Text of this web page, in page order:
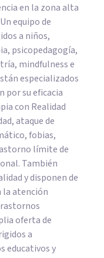
en la zona alta
equipo de
a niños,
psicopedagogía,
mindfulness e
especializados
por su eficacia
con Realidad
ataque de
fobias,
límite de
También
y disponen de
la atención
oferta de
a
educativos y